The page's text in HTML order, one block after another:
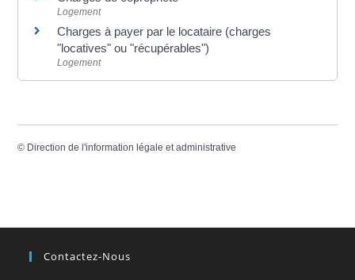
Logement
Charges à payer par le locataire (charges
"locatives" ou "récupérables")
Logement
© Direction de l'information légale et administrative
Contactez-Nous